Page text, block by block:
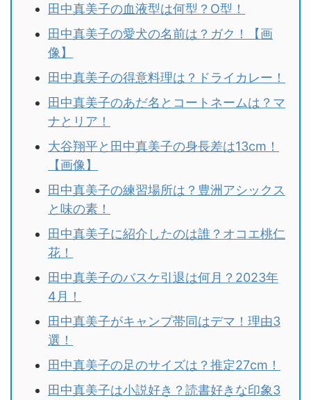
田中真美子の血液型は何型？O型！
田中真美子の愛犬の名前は？ガク！【画
像】
田中真美子の得意料理は？ドライカレー！
田中真美子のあだ名とコートネームは？マ
ナとリア！
大谷翔平と田中真美子の身長差は13cm！
【画像】
田中真美子の練習場所は？豊洲アシックス
と味の素！
田中真美子に紹介したのは誰？オコエ桃仁
花！
田中真美子のバスケ引退は何月？2023年
4月！
田中真美子がキャンプ帯同はデマ！理由3
選！
田中真美子の足のサイズは？推定27cm！
田中真美子は小説好き？読書好きな印象3